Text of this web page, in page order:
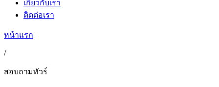
เกี่ยวกับเรา
ติดต่อเรา
หน้าแรก
/
สอบถามทัวร์